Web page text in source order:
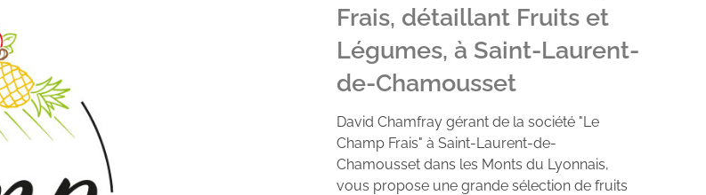
Frais, détaillant Fruits et
Légumes, à Saint-Laurent-
de-Chamousset
David Chamfray gérant de la société "Le
Champ Frais" à Saint-Laurent-de-
Chamousset dans les Monts du Lyonnais,
vous propose une grande sélection de fruits